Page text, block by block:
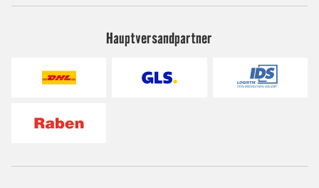
Hauptversandpartner